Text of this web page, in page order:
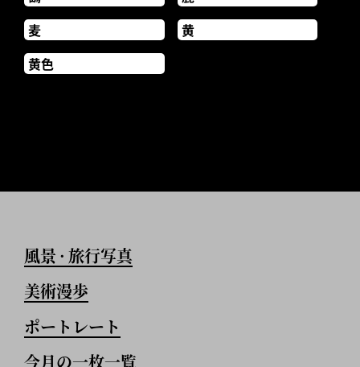
麦
黄
黄色
風景 • 旅行写真
美術漫歩
ポートレート
今月の一枚一覧